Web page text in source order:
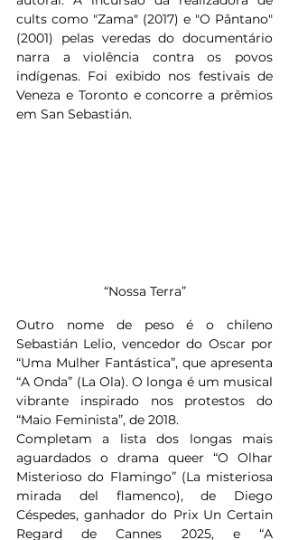
cults como "Zama" (2017) e "O Pântano"
(2001) pelas veredas do documentário
narra a violência contra os povos
indígenas. Foi exibido nos festivais de
Veneza e Toronto e concorre a prêmios
em San Sebastián.
“Nossa Terra”
Outro nome de peso é o chileno
Sebastián Lelio, vencedor do Oscar por
“Uma Mulher Fantástica”, que apresenta
“A Onda” (La Ola). O longa é um musical
vibrante inspirado nos protestos do
“Maio Feminista”, de 2018.
Completam a lista dos longas mais
aguardados o drama queer “O Olhar
Misterioso do Flamingo” (La misteriosa
mirada del flamenco), de Diego
Céspedes, ganhador do Prix Un Certain
Regard de Cannes 2025, e “A